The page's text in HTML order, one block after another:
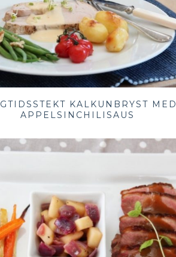
KALKUNBRYST MED
APPELSINCHILISAUS